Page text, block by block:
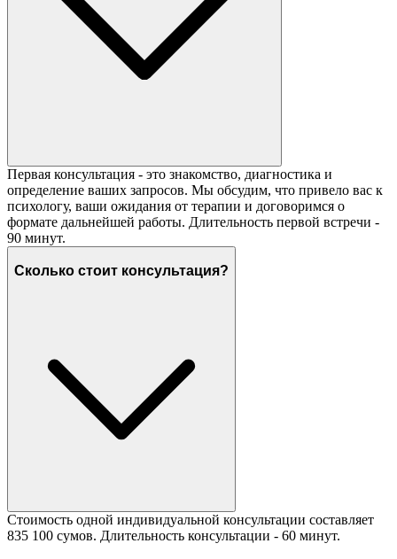
Первая консультация - это знакомство, диагностика и
определение ваших запросов. Мы обсудим, что привело вас к
психологу, ваши ожидания от терапии и договоримся о
формате дальнейшей работы. Длительность первой встречи -
90 минут.
Сколько стоит консультация?
Стоимость одной индивидуальной консультации составляет
835 100 сумов. Длительность консультации - 60 минут.